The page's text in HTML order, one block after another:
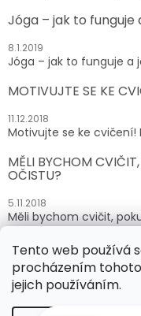
Tento web používá
procházením
jejich používáním.
Jóga – jak to funguje
8.1.2019
Jóga – jak to funguje a
MOTIVUJTE SE KE
11.12.2018
Motivujte se ke cvičení!
MĚLI BYCHOM
OČISTU?
5.11.2018
Měli bychom cvičit,
ARCHIV